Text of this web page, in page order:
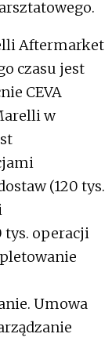
Aftermarket
czasu jest
CEVA
w
(120 tys.
tys. operacji
Umowa